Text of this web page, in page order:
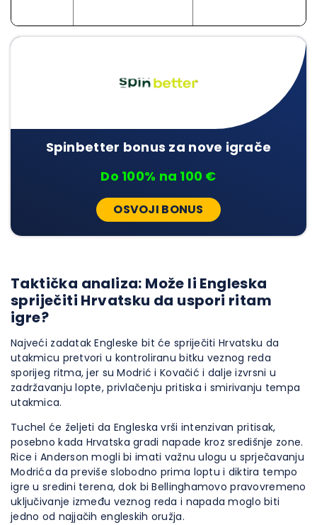
Spinbetter bonus za nove igrače
Do 100% na 100 €
OSVOJI BONUS
Taktička analiza: Može li Engleska
spriječiti Hrvatsku da uspori ritam
igre?
Najveći zadatak Engleske bit će spriječiti Hrvatsku da
utakmicu pretvori u kontroliranu bitku veznog reda
sporijeg ritma, jer su Modrić i Kovačić i dalje izvrsni u
zadržavanju lopte, privlačenju pritiska i smirivanju tempa
utakmica.
Tuchel će željeti da Engleska vrši intenzivan pritisak,
posebno kada Hrvatska gradi napade kroz središnje zone.
Rice i Anderson mogli bi imati važnu ulogu u sprječavanju
Modrića da previše slobodno prima loptu i diktira tempo
igre u sredini terena, dok bi Bellinghamovo pravovremeno
uključivanje između veznog reda i napada moglo biti
jedno od najjačih engleskih oružja.